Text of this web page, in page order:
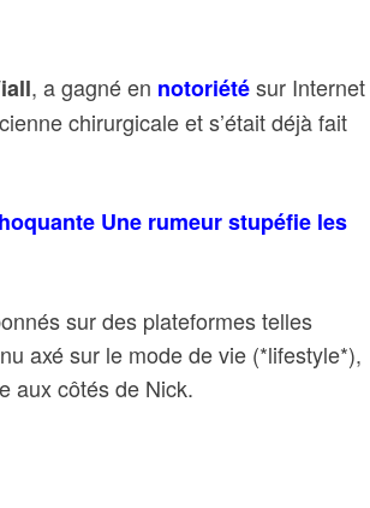
, a gagné en notoriétésur Internet
chirurgicale et s’était déjà fait
Une rumeur stupéfie les
sur des plateformes telles
axé sur le mode de vie (*lifestyle*),
aux côtés de Nick.